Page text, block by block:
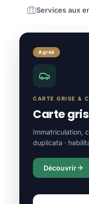
Services aux
Agréé
CARTE GRISE &
Carte
Immatriculation,
duplicata ·
Découvrir